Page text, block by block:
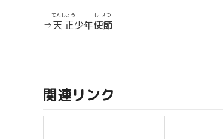
⇒天正
てんしょう
少年使節
しせつ
関連リンク